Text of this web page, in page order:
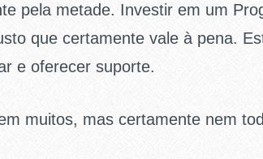
pela metade. Investir em um
que certamente vale à pena.
e oferecer suporte.
muitos, mas certamente nem